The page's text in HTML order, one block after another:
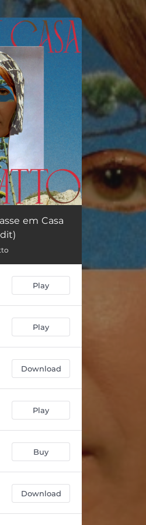
02:53
em Casa
Play
Play
Download
Play
Buy
Download